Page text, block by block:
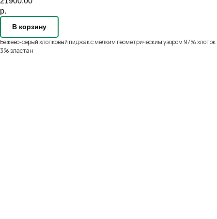
р.
В корзину
Бежево-серый хлопковый пиджак с мелким геометрическим узором 97% хлопок
3% эластан